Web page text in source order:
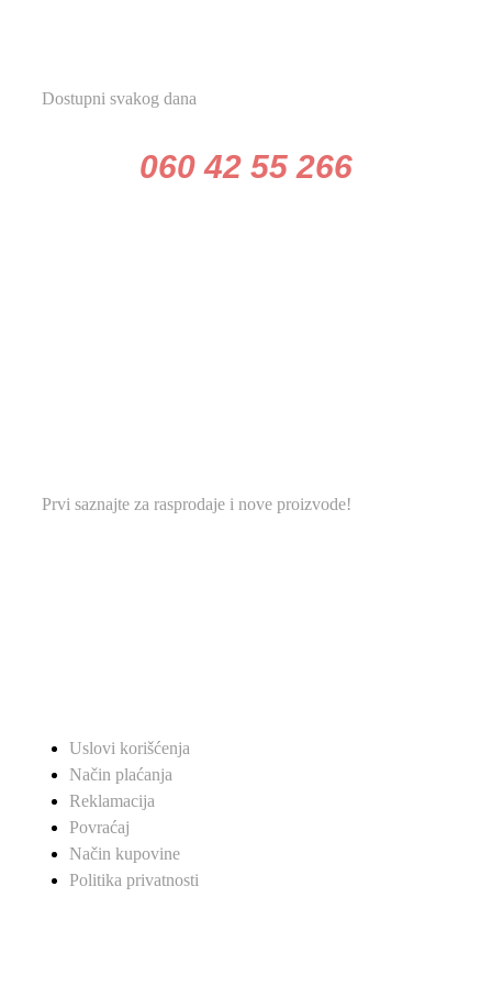
Dostupni svakog dana
060 42 55 266
Prvi saznajte za rasprodaje i nove proizvode!
Uslovi korišćenja
Način plaćanja
Reklamacija
Povraćaj
Način kupovine
Politika privatnosti